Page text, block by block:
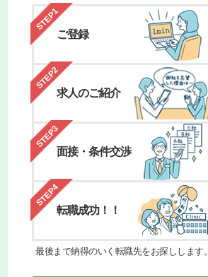
STEP1
ご登録
STEP2
求人のご紹介
STEP3
面接・条件交渉
STEP4
転職成功！！
最後まで納得のいく転職先をお探しします。